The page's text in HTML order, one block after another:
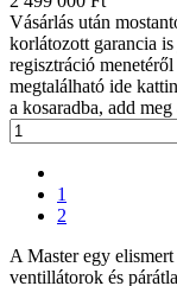
Vásárlás után
korlátozott garancia
regisztráció
megtalálható ide
a kosaradba, add
1
2
A Master egy
ventillátorok és